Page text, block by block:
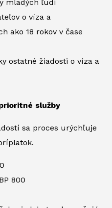
mladých ľudí
o víza a
ako 18 rokov v čase
ostatné žiadosti o víza a
služby
sa proces urýchľuje
800